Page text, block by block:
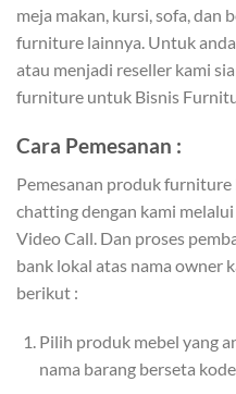
meja makan, kursi, sofa, dan
furniture lainnya. Untuk
atau menjadi reseller kami
furniture untuk Bisnis
Cara Pemesanan :
Pemesanan produk furniture
chatting dengan kami
Video Call. Dan proses
bank lokal atas nama owner
berikut :
Pilih produk mebel yang
nama barang berseta